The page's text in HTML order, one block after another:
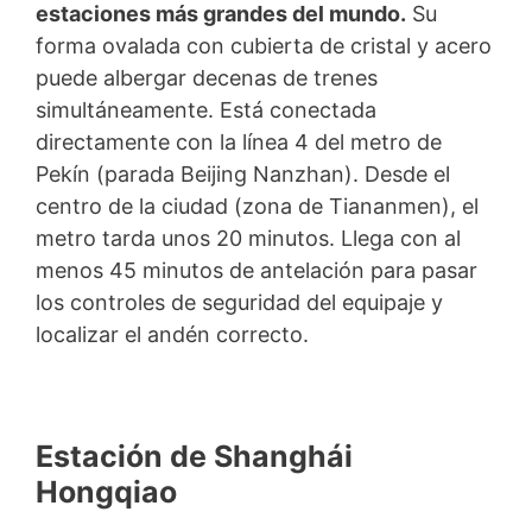
estaciones más grandes del mundo. Su
forma ovalada con cubierta de cristal y acero
puede albergar decenas de trenes
simultáneamente. Está conectada
directamente con la línea 4 del metro de
Pekín (parada Beijing Nanzhan). Desde el
centro de la ciudad (zona de Tiananmen), el
metro tarda unos 20 minutos. Llega con al
menos 45 minutos de antelación para pasar
los controles de seguridad del equipaje y
localizar el andén correcto.
Estación de Shanghái
Hongqiao